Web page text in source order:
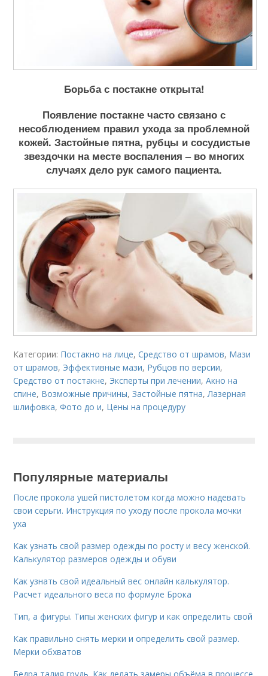
Борьба с постакне открыта!
Появление постакне часто связано с
несоблюдением правил ухода за проблемной
кожей. Застойные пятна, рубцы и сосудистые
звездочки на месте воспаления – во многих
случаях дело рук самого пациента.
Категории: Постакно на лице,Средство от шрамов, Мази
от шрамов, Эффективные мази, Рубцов по версии,
Средство от постакне, Эксперты при лечении,Акно на
спине, Возможные причины,Застойные пятна,Лазерная
шлифовка,Фото до и, Цены на процедуру
Популярные материалы
После прокола ушей пистолетом когда можно надевать
свои серьги. Инструкция по уходу после прокола мочки
уха
Как узнать свой размер одежды по росту и весу женской.
Калькулятор размеров одежды и обуви
Как узнать свой идеальный вес онлайн калькулятор.
Расчет идеального веса по формуле Брока
Тип, а фигуры. Типы женских фигур и как определить свой
Как правильно снять мерки и определить свой размер.
Мерки обхватов